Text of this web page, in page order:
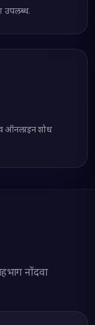
उपलब्ध.
ऑनलाइन शोध
नोंदवा